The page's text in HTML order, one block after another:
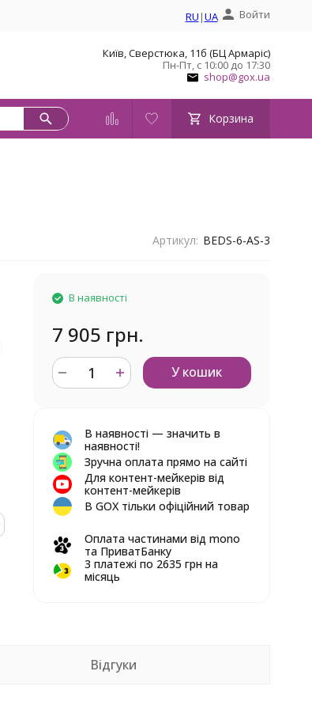
RU |UA Войти
Київ, Сверстюка, 11б (БЦ Армаріс)
Пн-Пт, с 10:00 до 17:30
shop@gox.ua
Корзина
Артикул: BEDS-6-AS-3
В наявності
7 905 грн.
У кошик
В наявності — значить в
наявності!
Зручна оплата прямо на сайті
Для контент-мейкерів від
контент-мейкерів
В GOX тільки офіційний товар
Оплата частинами від mono
та ПриватБанку
3 платежі по 2635 грн на
місяць
Відгуки